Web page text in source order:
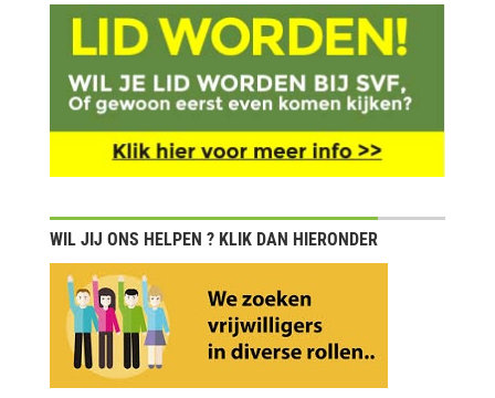
WIL JIJ ONS HELPEN ? KLIK DAN HIERONDER